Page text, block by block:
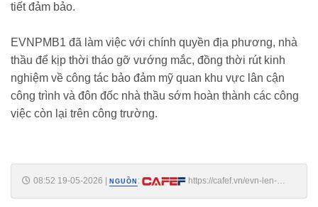
tiết đảm bảo.
EVNPMB1 đã làm việc với chính quyền địa phương, nhà
thầu để kịp thời tháo gỡ vướng mắc, đồng thời rút kinh
nghiệm về công tác bảo đảm mỹ quan khu vực lân cận
công trình và đôn đốc nhà thầu sớm hoàn thành các công
việc còn lại trên công trường.
08:52 19-05-2026 NGUỒN :
https://cafef.vn/evn-len-